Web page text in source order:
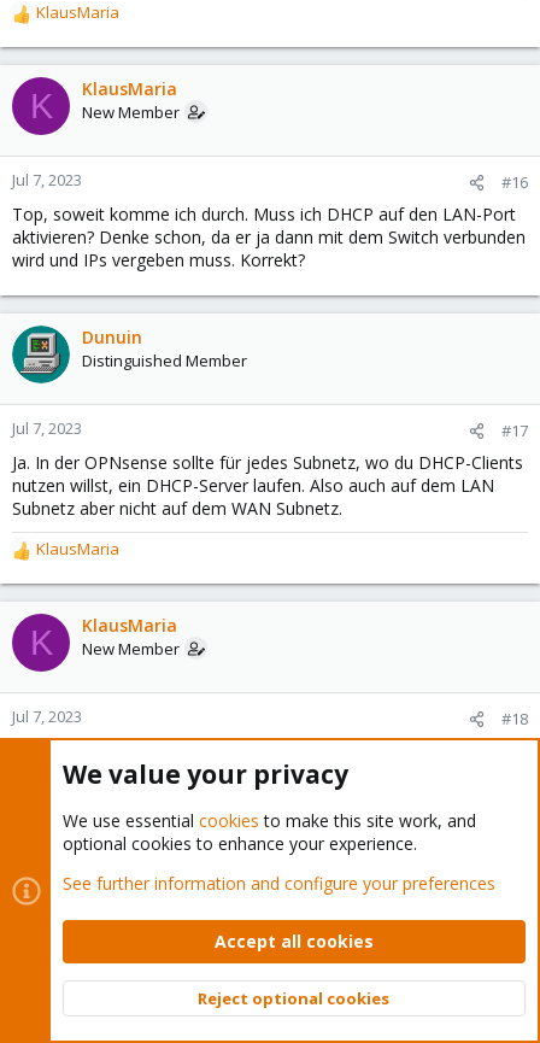
R
e
a
c
t
o
n
s
:
KlausMaria
K KlausMaria
New Member
Jul 7, 2023 #16
Top, soweit komme ich durch. Muss ich DHCP auf den LAN-Port
aktivieren? Denke schon, da er ja dann mit dem Switch verbunden
wird und IPs vergeben muss. Korrekt?
Dunuin
Distinguished Member
Jul 7, 2023 #17
Ja. In der OPNsense sollte für jedes Subnetz, wo du DHCP-Clients
nutzen willst, ein DHCP-Server laufen. Also auch auf dem LAN
Subnetz aber nicht auf dem WAN Subnetz.
R
e
a
c
t
o
n
s
KlausMaria
K KlausMaria
New Member
Jul 7, 2023 #18
OK. Das Setup hat an sich funktioniert. Aber ich komme mit der
sense nichts ins Internet.
Beim WAN-Port wird keine IPv4 gezogen. Der Grund ist mir nicht
- VLAN Tag7 für (virtuellen WAN Port)
- Virtueller WAN Port: PPOE mit DSL Benutzernamen & Passwort
Irgendeine Idee zum bugfixen? Bin ein wenig ratlos.
Top
We value your privacy
We use essential cookies to make this site work, and
optional cookies to enhance your experience.
See further information and configure your preferences
Accept all cookies
Reject optional cookies